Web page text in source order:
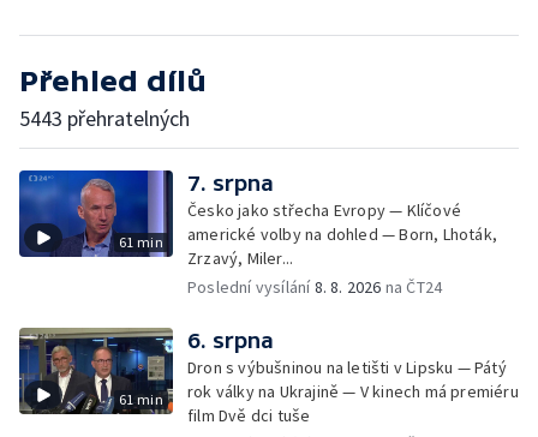
Přehled dílů
5443 přehratelných
61 min
7. srpna
Česko jako střecha Evropy — Klíčové
americké volby na dohled — Born, Lhoták,
Zrzavý, Miler...
Poslední vysílání8. 8. 2026 na ČT24
61 min
6. srpna
Dron s výbušninou na letišti v Lipsku — Pátý
rok války na Ukrajině — V kinech má premiéru
film Dvě dci tuše